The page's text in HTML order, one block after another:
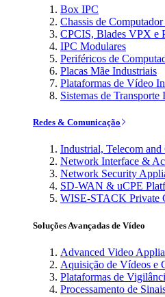
Box IPC
Chassis de
CPCIS, Blades VPX e
IPC Modulares
Periféricos de
Placas Mãe Industriais
Plataformas de Vídeo
Sistemas de Transporte
Redes & Comunicação
Industrial, Telecom and
Network Interface &
Network Security
SD-WAN & uCPE
WISE-STACK Private
Soluções Avançadas de Vídeo
Advanced Video
Aquisição de Vídeos e
Plataformas de
Processamento de